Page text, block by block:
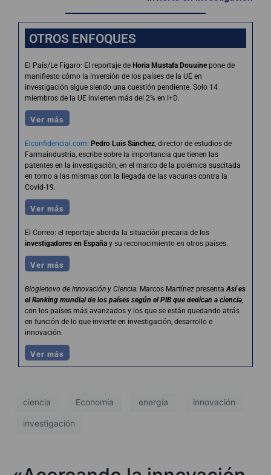
OTROS ENFOQUES
El País/Le Figaro: El reportaje de Horia Mustafa Douuinepone de
manifiesto cómo la inversión de los países de la UE en
investigación sigue siendo una cuestión pendiente. Solo 14
miembros de la UE invierten más del 2% en I+D.
Ver más
Elconfidencial.com: Pedro Luis Sánchez, director de estudios de
Farmaindustria, escribe sobre la importancia que tienen las
patentes en la investigación, en el marco de la polémica suscitada
en torno a las mismas con la llegada de las vacunas contra la
Covid-19.
Ver más
El Correo: el reportaje aborda la situación precaria de los
investigadores en España y su reconocimiento en otros países.
Ver más
Bloglenovo de Innovación y Ciencia: Marcos Martínez presentaAsí es
el Ranking mundial de los países según el PIB que dedican a ciencia,
con los países más avanzados y los que se están quedando atrás
en función de lo que invierte en investigación, desarrollo e
innovación.
Ver más
ciencia Economía energía innovación
investigación